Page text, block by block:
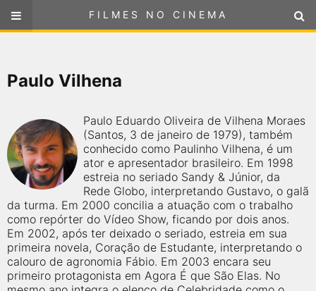
FILMES NO CINEMA
selecione sua localização
Paulo Vilhena
Paulo Eduardo Oliveira de Vilhena Moraes
(Santos, 3 de janeiro de 1979), também
conhecido como Paulinho Vilhena, é um
ator e apresentador brasileiro. Em 1998
estreia no seriado Sandy & Júnior, da
Rede Globo, interpretando Gustavo, o galã
da turma. Em 2000 concilia a atuação com o trabalho
como repórter do Vídeo Show, ficando por dois anos.
Em 2002, após ter deixado o seriado, estreia em sua
primeira novela, Coração de Estudante, interpretando o
calouro de agronomia Fábio. Em 2003 encara seu
primeiro protagonista em Agora É que São Elas. No
FILMES NO CINEMA
PRÓXIMOS LANÇAMENTOS
GÊNEROS
NOTÍCIAS
PÁGINA INICIAL
FilmesNoCinema.com.bré o maior localizador de filmes e